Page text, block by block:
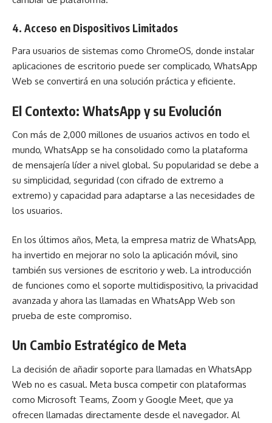
4. Acceso en Dispositivos Limitados
Para usuarios de sistemas como ChromeOS, donde instalar
aplicaciones de escritorio puede ser complicado, WhatsApp
Web se convertirá en una solución práctica y eficiente.
El Contexto: WhatsApp y su Evolución
Con más de 2,000 millones de usuarios activos en todo el
mundo, WhatsApp se ha consolidado como la plataforma
de mensajería líder a nivel global. Su popularidad se debe a
su simplicidad, seguridad (con cifrado de extremo a
extremo) y capacidad para adaptarse a las necesidades de
los usuarios.
En los últimos años, Meta, la empresa matriz de WhatsApp,
ha invertido en mejorar no solo la aplicación móvil, sino
también sus versiones de escritorio y web. La introducción
de funciones como el soporte multidispositivo, la privacidad
avanzada y ahora las llamadas en WhatsApp Web son
prueba de este compromiso.
Un Cambio Estratégico de Meta
La decisión de añadir soporte para llamadas en WhatsApp
Web no es casual. Meta busca competir con plataformas
como Microsoft Teams, Zoom y Google Meet, que ya
ofrecen llamadas directamente desde el navegador. Al